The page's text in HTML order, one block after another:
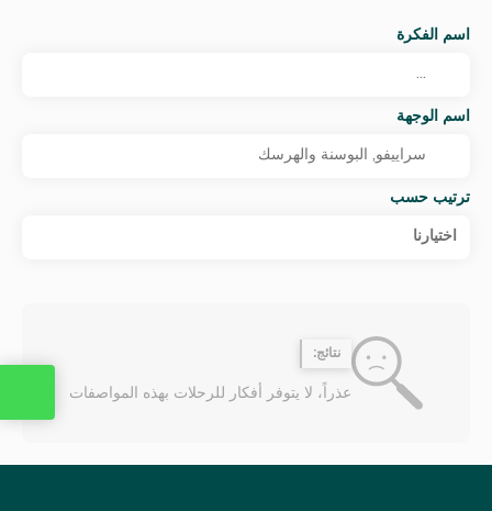
اسم الفكرة
اسم الوجهة
ترتيب حسب
اختيارنا
نتائج:
عذراً، لا يتوفر أفكار للرحلات بهذه المواصفات